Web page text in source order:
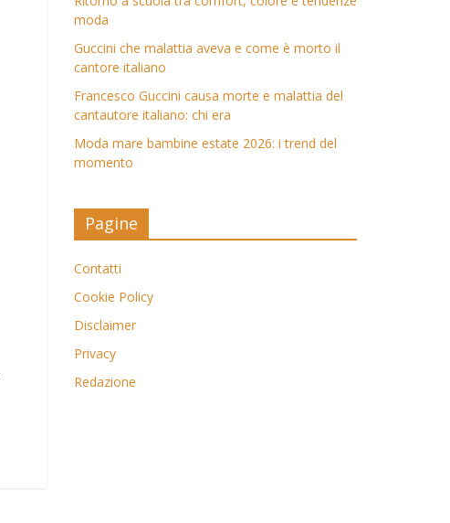
moda
Guccini che malattia aveva e come è morto il
cantore italiano
Francesco Guccini causa morte e malattia del
cantautore italiano: chi era
Moda mare bambine estate 2026: i trend del
momento
Pagine
Contatti
Cookie Policy
Disclaimer
Privacy
Redazione